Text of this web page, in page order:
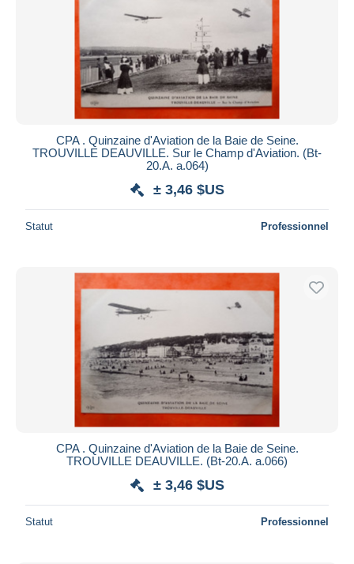
CPA . Quinzaine d'Aviation de la Baie de Seine.
TROUVILLE DEAUVILLE. Sur le Champ d'Aviation. (Bt-
20.A. a.064)
± 3,46 $US
Statut Professionnel
CPA . Quinzaine d'Aviation de la Baie de Seine.
TROUVILLE DEAUVILLE. (Bt-20.A. a.066)
± 3,46 $US
Statut Professionnel